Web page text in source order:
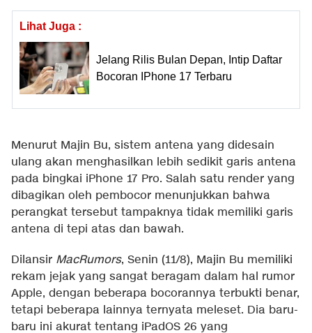
Lihat Juga :
Jelang Rilis Bulan Depan, Intip Daftar
Bocoran IPhone 17 Terbaru
Menurut Majin Bu, sistem antena yang didesain
ulang akan menghasilkan lebih sedikit garis antena
pada bingkai iPhone 17 Pro. Salah satu render yang
dibagikan oleh pembocor menunjukkan bahwa
perangkat tersebut tampaknya tidak memiliki garis
antena di tepi atas dan bawah.
Dilansir MacRumors, Senin (11/8), Majin Bu memiliki
rekam jejak yang sangat beragam dalam hal rumor
Apple, dengan beberapa bocorannya terbukti benar,
tetapi beberapa lainnya ternyata meleset. Dia baru-
baru ini akurat tentang iPadOS 26 yang